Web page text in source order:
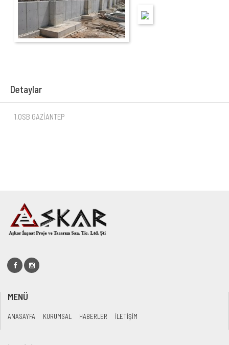
Detaylar
1.OSB GAZİANTEP
MENÜ
ANASAYFA KURUMSAL HABERLER İLETİŞİM